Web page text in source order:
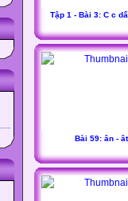
Tập 1 - Bài 3: C c
Bài 59: ân - ât